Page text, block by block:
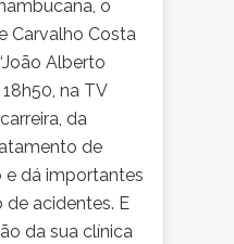
o
Carvalho Costa
Alberto
na TV
da
de
dá importantes
acidentes. E
da sua clínica